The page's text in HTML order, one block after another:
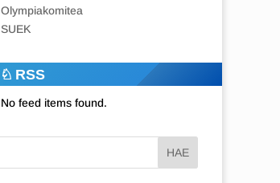
Olympiakomitea
SUEK
RSS
No feed items found.